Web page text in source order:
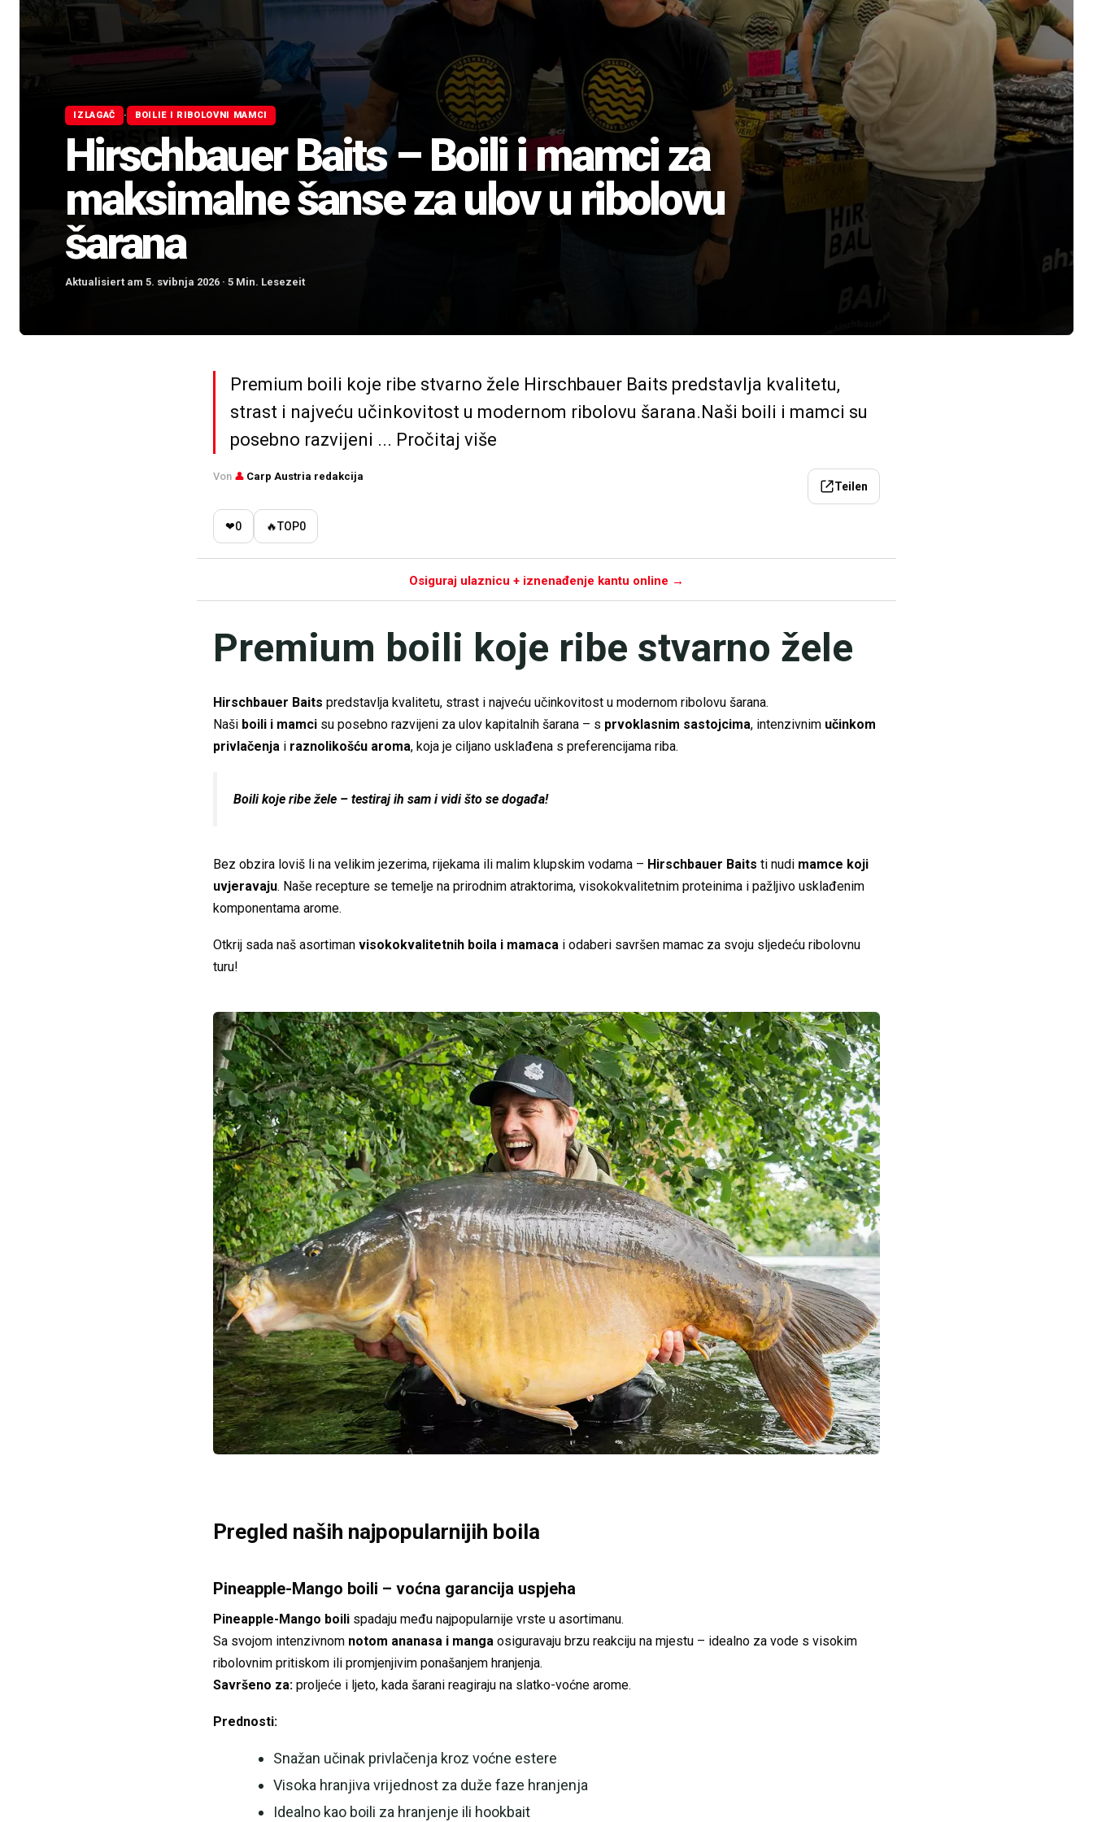
IZLAGAČ · BOILIE I RIBOLOVNI MAMCI
Hirschbauer Baits – Boili i mamci za
maksimalne šanse za ulov u ribolovu
šarana
Aktualisiert am 5. svibnja 2026 · 5 Min. Lesezeit
Premium boili koje ribe stvarno žele Hirschbauer Baits predstavlja kvalitetu,
strast i najveću učinkovitost u modernom ribolovu šarana.Naši boili i mamci su
posebno razvijeni ... Pročitaj više
Von 👤 Carp Austria redakcija
Teilen
❤0 🔥TOP0
Osiguraj ulaznicu + iznenađenje kantu online →
Premium boili koje ribe stvarno žele
Hirschbauer Baits predstavlja kvalitetu, strast i najveću učinkovitost u modernom ribolovu šarana.
Naši boili i mamci su posebno razvijeni za ulov kapitalnih šarana – s prvoklasnim sastojcima, intenzivnim učinkom
privlačenja i raznolikošću aroma, koja je ciljano usklađena s preferencijama riba.
Boili koje ribe žele – testiraj ih sam i vidi što se događa!
Bez obzira loviš li na velikim jezerima, rijekama ili malim klupskim vodama – Hirschbauer Baits ti nudi mamce koji
uvjeravaju. Naše recepture se temelje na prirodnim atraktorima, visokokvalitetnim proteinima i pažljivo usklađenim
komponentama arome.
Otkrij sada naš asortiman visokokvalitetnih boila i mamaca i odaberi savršen mamac za svoju sljedeću ribolovnu
turu!
Pregled naših najpopularnijih boila
Pineapple-Mango boili – voćna garancija uspjeha
Pineapple-Mango boili spadaju među najpopularnije vrste u asortimanu.
Sa svojom intenzivnom notom ananasa i manga osiguravaju brzu reakciju na mjestu – idealno za vode s visokim
ribolovnim pritiskom ili promjenjivim ponašanjem hranjenja.
Savršeno za: proljeće i ljeto, kada šarani reagiraju na slatko-voćne arome.
Prednosti:
Snažan učinak privlačenja kroz voćne estere
Visoka hranjiva vrijednost za duže faze hranjenja
Idealno kao boili za hranjenje ili hookbait